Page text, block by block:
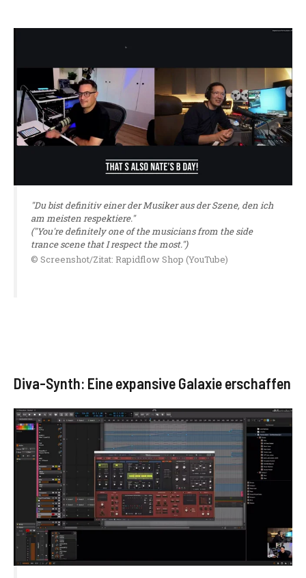
"Du bist definitiv einer der Musiker aus der Szene, den ich
am meisten respektiere."
("You're definitely one of the musicians from the side
trance scene that I respect the most.")
© Screenshot/Zitat: Rapidflow Shop (YouTube)
Diva-Synth: Eine expansive Galaxie erschaffen